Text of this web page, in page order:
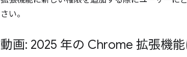
さい。
動画: 2025 年の Chrome 拡張機